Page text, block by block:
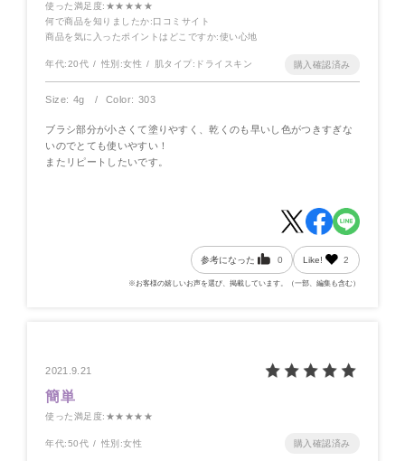
使った満足度:★★★★★
何で商品を知りましたか:口コミサイト
商品を気に入ったポイントはどこですか:使い心地
年代:20代 性別:女性 肌タイプ: ドライスキン
Size: 4g Color: 303
ブラシ部分が小さくて塗りやすく、乾くのも早いし色がつきすぎな
いのでとても使いやすい！
またリピートしたいです。
参考になった 0 Like! 2
※お客様の嬉しいお声を選び、掲載しています。（一部、編集も含む）
2021.9.21
簡単
使った満足度:★★★★★
年代:50代 性別:女性